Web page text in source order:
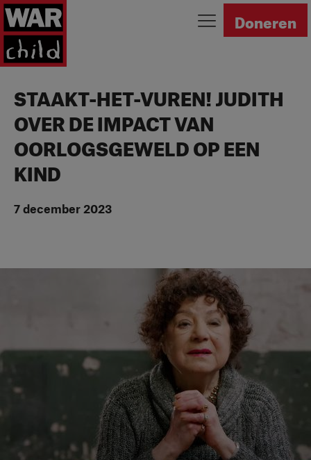
Ga naar homepage Doneren
STAAKT-HET-VUREN! JUDITH
OVER DE IMPACT VAN
OORLOGSGEWELD OP EEN
KIND
7 december 2023